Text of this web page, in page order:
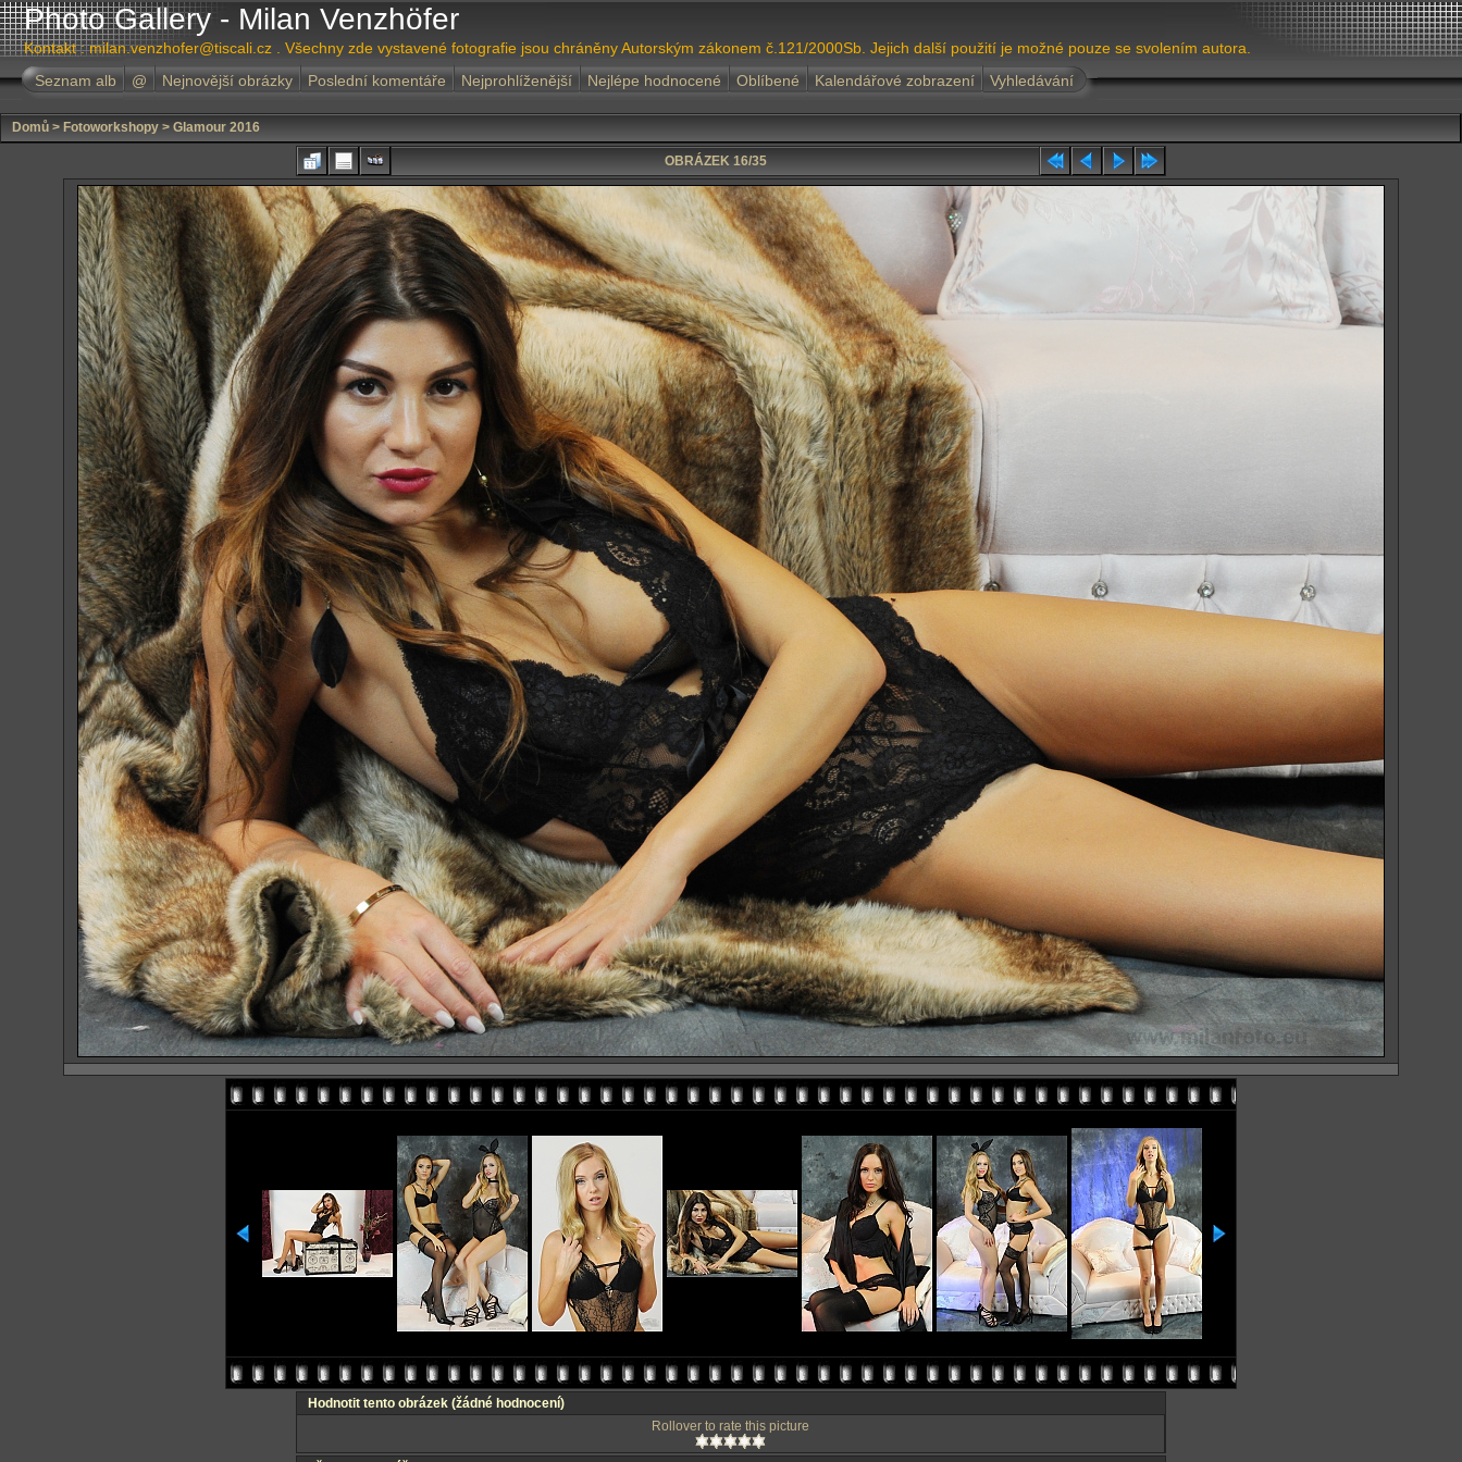
Photo Gallery - Milan Venzhöfer
Kontakt : milan.venzhofer@tiscali.cz . Všechny zde vystavené fotografie jsou chráněny Autorským zákonem č.121/2000Sb. Jejich další použití je možné pouze se svolením autora.
Seznam alb
@ Nejnovější obrázky Poslední komentáře Nejprohlíženější Nejlépe hodnocené Oblíbené Kalendářové zobrazení Vyhledávání
Domů > Fotoworkshopy > Glamour 2016
OBRÁZEK 16/35
Hodnotit tento obrázek (žádné hodnocení)
Rollover to rate this picture